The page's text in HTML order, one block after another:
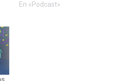
En «Podcast»